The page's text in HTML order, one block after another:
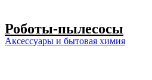
Роботы-пылесосы
Аксессуары и бытовая химия